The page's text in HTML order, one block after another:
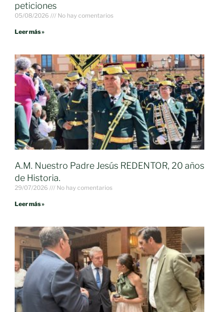
peticiones
05/08/2026 No hay comentarios
Leer más »
A.M. Nuestro Padre Jesús REDENTOR, 20 años
de Historia.
29/07/2026 No hay comentarios
Leer más »